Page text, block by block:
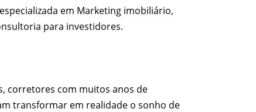
em Marketing imobiliário,
para investidores.
corretores com muitos anos de
transformar em realidade o sonho de